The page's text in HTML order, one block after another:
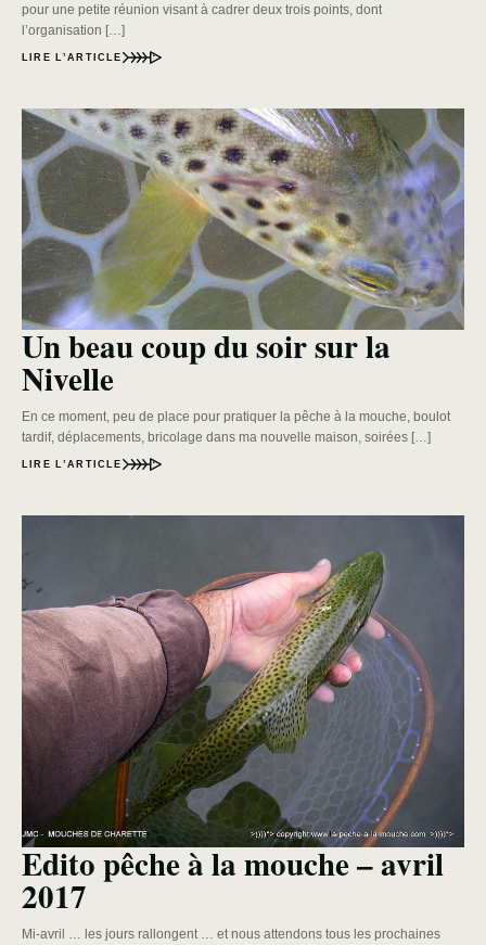
pour une petite réunion visant à cadrer deux trois points, dont
l’organisation […]
LIRE L’ARTICLE
Un beau coup du soir sur la
Nivelle
En ce moment, peu de place pour pratiquer la pêche à la mouche, boulot
tardif, déplacements, bricolage dans ma nouvelle maison, soirées […]
LIRE L’ARTICLE
Edito pêche à la mouche – avril
2017
Mi-avril … les jours rallongent … et nous attendons tous les prochaines